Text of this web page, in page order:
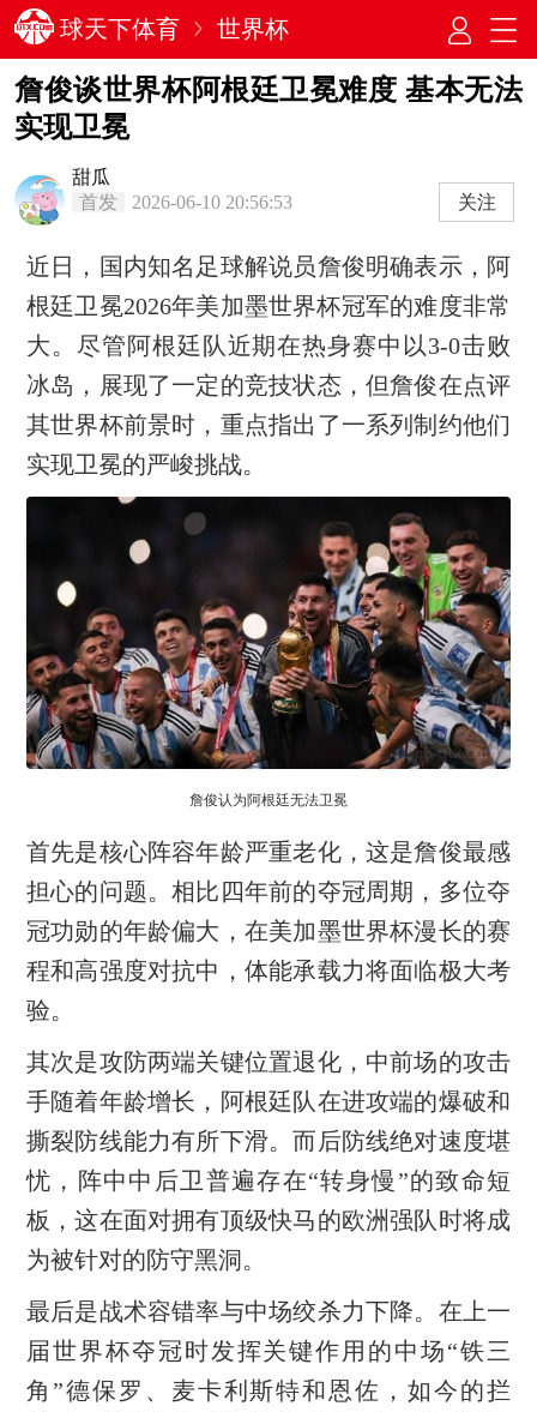
球天下体育 世界杯
詹俊谈世界杯阿根廷卫冕难度 基本无法
实现卫冕
甜瓜
首发
2026-06-10 20:56:53 关注
近日，国内知名足球解说员詹俊明确表示，阿
根廷卫冕2026年美加墨世界杯冠军的难度非常
大。尽管阿根廷队近期在热身赛中以3-0击败
冰岛，展现了一定的竞技状态，但詹俊在点评
其世界杯前景时，重点指出了一系列制约他们
实现卫冕的严峻挑战。
詹俊认为阿根廷无法卫冕
首先是核心阵容年龄严重老化，这是詹俊最感
担心的问题。相比四年前的夺冠周期，多位夺
冠功勋的年龄偏大，在美加墨世界杯漫长的赛
程和高强度对抗中，体能承载力将面临极大考
验。
其次是攻防两端关键位置退化，中前场的攻击
手随着年龄增长，阿根廷队在进攻端的爆破和
撕裂防线能力有所下滑。而后防线绝对速度堪
忧，阵中中后卫普遍存在“转身慢”的致命短
板，这在面对拥有顶级快马的欧洲强队时将成
为被针对的防守黑洞。
最后是战术容错率与中场绞杀力下降。在上一
届世界杯夺冠时发挥关键作用的中场“铁三
角”德保罗、麦卡利斯特和恩佐，如今的拦